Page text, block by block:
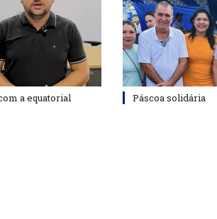
a equatorial Páscoa solidária